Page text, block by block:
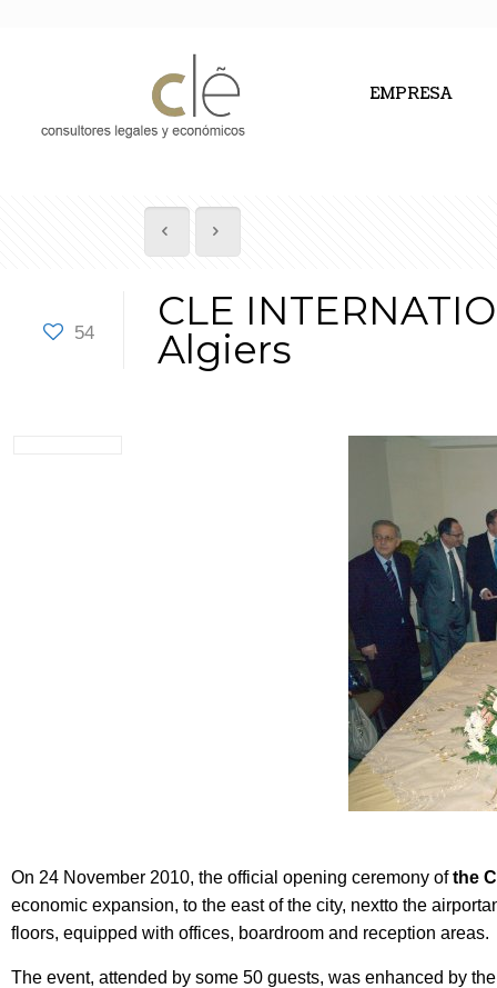
EMPRESA
54
CLE
Algiers
On 24 November 2010, the official opening ceremony ofthe
economic expansion, to the east of the city, nextto the
floors, equipped with offices, boardroom and reception areas.
The event, attended by some 50 guests, was enhanced by